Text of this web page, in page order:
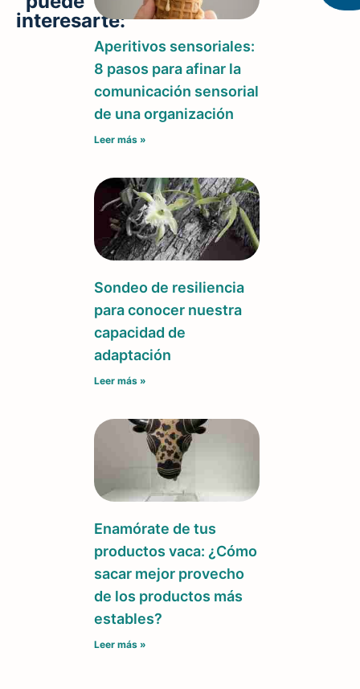
interesarte:
Aperitivos sensoriales:
8 pasos para afinar la
comunicación sensorial
de una organización
Leer más »
Sondeo de resiliencia
para conocer nuestra
capacidad de
adaptación
Leer más »
Enamórate de tus
productos vaca: ¿Cómo
sacar mejor provecho
de los productos más
estables?
Leer más »